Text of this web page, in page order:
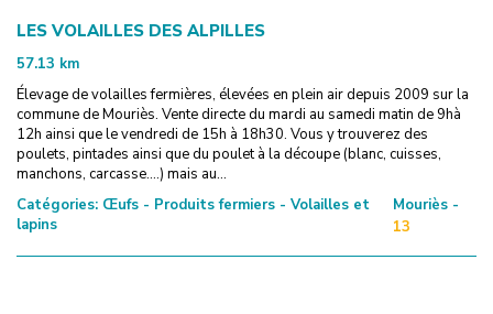
LES VOLAILLES DES ALPILLES
57.13 km
Élevage de volailles fermières, élevées en plein air depuis 2009 sur la
commune de Mouriès. Vente directe du mardi au samedi matin de 9hà
12h ainsi que le vendredi de 15h à 18h30. Vous y trouverez des
poulets, pintades ainsi que du poulet à la découpe (blanc, cuisses,
manchons, carcasse....) mais au...
Catégories: Œufs - Produits fermiers - Volailles et
lapins
Mouriès -
13